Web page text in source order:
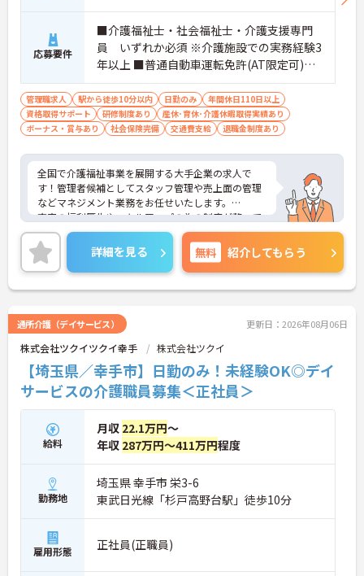
応募要件
■介護福祉士・社会福祉士・介護支援専門
員 いずれか必須 ※介護施設での実務経験3
年以上 ■普通自動車運転免許(AT限定可)
必須
管理職求人 駅から徒歩10分以内 日勤のみ
年間休日110日以上
資格取得サポート
研修制度あり
産休･育休･介護休暇取得実績あり
ボーナス・賞与あり
社会保険完備 交通費支給 退職金制度あり
全国で介護福祉事業を展開する大手企業の求人で
す！管理者候補としてスタッフ管理や売上面の管理
などマネジメント業務をお任せいたします。
充実の福利厚生やスキルアップの為の制度が整って
おり安心して長期就業が可能です！
ご興味ある方には、面接のポイントなど、さらに詳
細をお話致しますのでお気軽にご相談ください。
詳細を見る 無料 紹介してもらう
通所介護（デイサービス） 更新日：2026年08月06日
株式会社ツクイツクイ幸手 株式会社ツクイ
【埼玉県／幸手市】日勤のみ！未経験OK◎デイ
サービスの介護職員募集＜正社員＞
給料
月収 22.1万円～
年収 287万円～411万円程度
勤務地
埼玉県 幸手市 栄3-6
東武日光線「杉戸高野台駅」徒歩10分
雇用形態 正社員(正職員)